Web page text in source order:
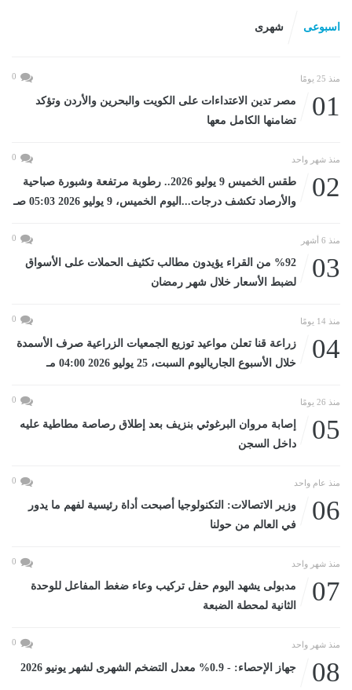
اسبوعى شهرى
منذ 25 يومًا 0
01
مصر تدين الاعتداءات على الكويت والبحرين والأردن وتؤكد
تضامنها الكامل معها
منذ شهر واحد 0
02
طقس الخميس 9 يوليو 2026.. رطوبة مرتفعة وشبورة صباحية
والأرصاد تكشف درجات...اليوم الخميس، 9 يوليو 2026 05:03 صـ
منذ 6 أشهر 0
03
%92 من القراء يؤيدون مطالب تكثيف الحملات على الأسواق
لضبط الأسعار خلال شهر رمضان
منذ 14 يومًا 0
04
زراعة قنا تعلن مواعيد توزيع الجمعيات الزراعية صرف الأسمدة
خلال الأسبوع الجارياليوم السبت، 25 يوليو 2026 04:00 مـ
منذ 26 يومًا 0
05
إصابة مروان البرغوثي بنزيف بعد إطلاق رصاصة مطاطية عليه
داخل السجن
منذ عام واحد 0
06
وزير الاتصالات: التكنولوجيا أصبحت أداة رئيسية لفهم ما يدور
في العالم من حولنا
منذ شهر واحد 0
07
مدبولى يشهد اليوم حفل تركيب وعاء ضغط المفاعل للوحدة
الثانية لمحطة الضبعة
منذ شهر واحد 0
08 جهاز الإحصاء: - 0.9% معدل التضخم الشهرى لشهر يونيو 2026